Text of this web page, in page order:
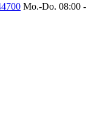
Mo.-Do. 08:00 -